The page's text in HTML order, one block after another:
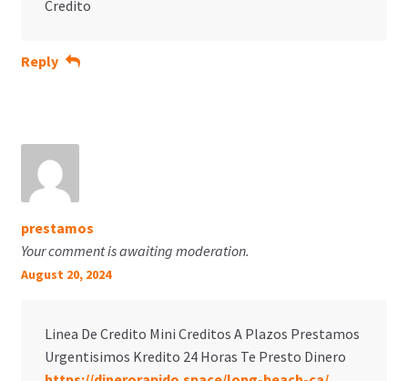
Credito
Reply
prestamos
Your comment is awaiting moderation.
August 20, 2024
Linea De Credito Mini Creditos A Plazos Prestamos
Urgentisimos Kredito 24 Horas Te Presto Dinero